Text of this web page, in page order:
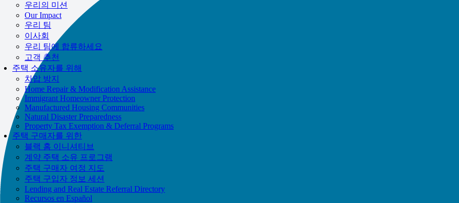
우리의 미션
Our Impact
우리 팀
이사회
우리 팀에 합류하세요
고객 추천
주택 소유자를 위해
차압 방지
Home Repair & Modification Assistance
Immigrant Homeowner Protection
Manufactured Housing Communities
Natural Disaster Preparedness
Property Tax Exemption & Deferral Programs
주택 구매자를 위한
블랙 홈 이니셔티브
계약 주택 소유 프로그램
주택 구매자 여정 지도
주택 구입자 정보 세션
Lending and Real Estate Referral Directory
Recursos en Español